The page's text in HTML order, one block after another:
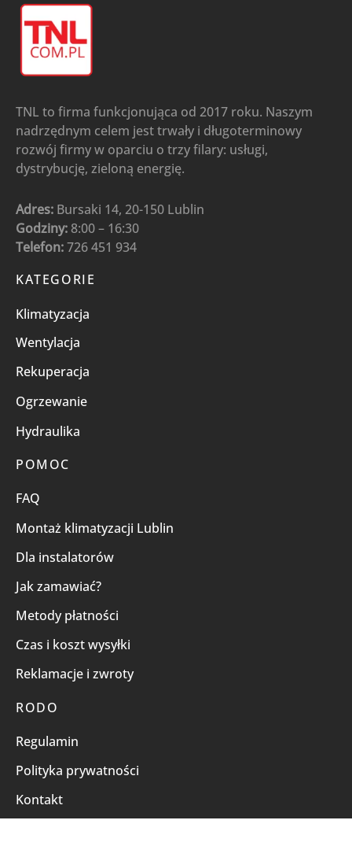
TNL to firma funkcjonująca od 2017 roku. Naszym
nadrzędnym celem jest trwały i długoterminowy
rozwój firmy w oparciu o trzy filary: usługi,
dystrybucję, zieloną energię.
Adres: Bursaki 14, 20-150 Lublin
Godziny: 8:00 – 16:30
Telefon:726 451 934
KATEGORIE
Klimatyzacja
Wentylacja
Rekuperacja
Ogrzewanie
Hydraulika
POMOC
FAQ
Montaż klimatyzacji Lublin
Dla instalatorów
Jak zamawiać?
Metody płatności
Czas i koszt wysyłki
Reklamacje i zwroty
RODO
Regulamin
Polityka prywatności
Kontakt